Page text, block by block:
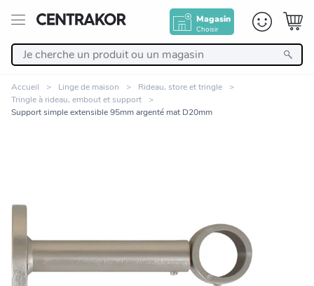
Magasin
Choisir
Nos Produits
Cuisine et art de la table
Accueil Linge de maison
Rideau, store et tringle
Tringle à rideau, embout et support
Support simple extensible 95mm argenté mat D20mm
Zoomer sur l'image